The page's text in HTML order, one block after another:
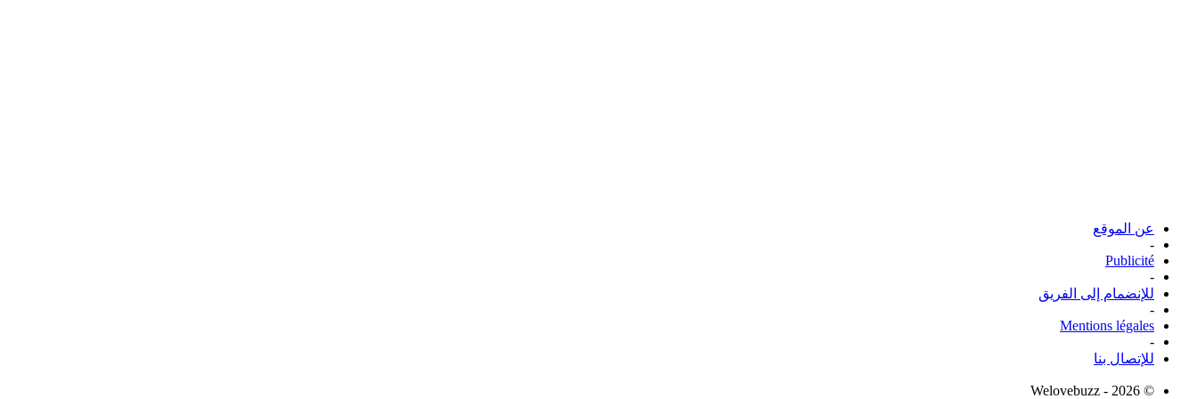
عن الموقع
-
Publicité
-
للإنضمام إلى الفريق
-
Mentions légales
-
للإتصال بنا
© Welovebuzz - 2026